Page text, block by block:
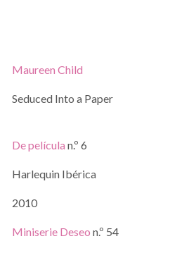
Maureen Child
Seduced Into a Paper
De película n.º 6
Harlequin Ibérica
2010
Miniserie Deseo n.º 54